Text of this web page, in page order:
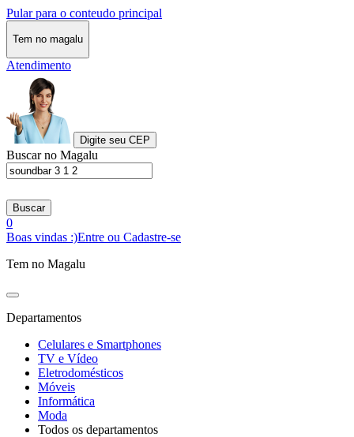
Pular para o conteudo principal
Tem no magalu
Atendimento
Digite seu CEP
Buscar no Magalu
Buscar
0
Boas vindas :)Entre ou Cadastre-se
Tem no Magalu
Departamentos
Celulares e Smartphones
TV e Vídeo
Eletrodomésticos
Móveis
Informática
Moda
Todos os departamentos